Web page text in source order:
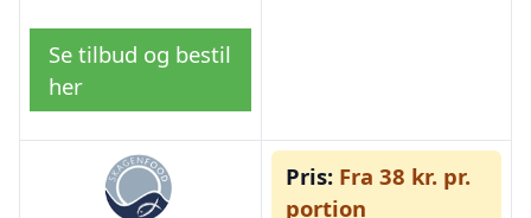
Se tilbud og bestil
her
Pris: Fra 38 kr. pr.
portion